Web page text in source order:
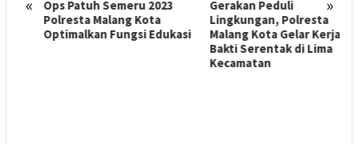
Ops Patuh Semeru 2023
Polresta Malang Kota
Optimalkan Fungsi Edukasi
Gerakan Peduli
Lingkungan, Polresta
Malang Kota Gelar Kerja
Bakti Serentak di Lima
Kecamatan